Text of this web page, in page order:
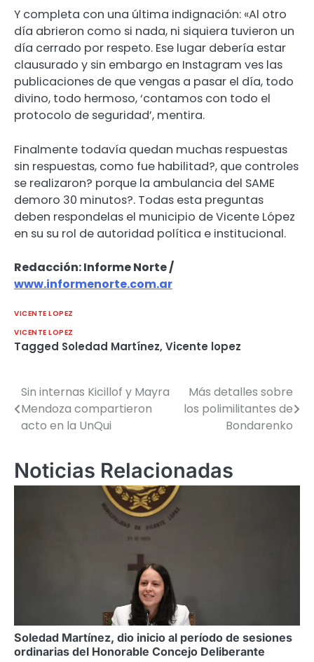
Y completa con una última indignación: «Al otro
día abrieron como si nada, ni siquiera tuvieron un
día cerrado por respeto. Ese lugar debería estar
clausurado y sin embargo en Instagram ves las
publicaciones de que vengas a pasar el día, todo
divino, todo hermoso, ‘contamos con todo el
protocolo de seguridad’, mentira.
Finalmente todavía quedan muchas respuestas
sin respuestas, como fue habilitad?, que controles
se realizaron? porque la ambulancia del SAME
demoro 30 minutos?. Todas esta preguntas
deben respondelas el municipio de Vicente López
en su su rol de autoridad política e institucional.
Redacción: Informe Norte /
www.informenorte.com.ar
VICENTE LOPEZ
VICENTE LOPEZ
Tagged Soledad Martínez, Vicente lopez
Navegación
de
Sin internas Kicillof y Mayra
Mendoza compartieron
acto en la UnQui
Más detalles sobre
los polimilitantes de
Bondarenko
Noticias Relacionadas
Soledad Martínez, dio inicio al período de sesiones
ordinarias del Honorable Concejo Deliberante